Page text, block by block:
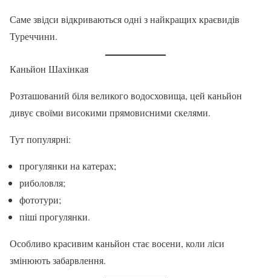
Саме звідси відкриваються одні з найкращих краєвидів
Туреччини.
Каньйон Шахінкая
Розташований біля великого водосховища, цей каньйон
дивує своїми високими прямовисними скелями.
Тут популярні:
прогулянки на катерах;
риболовля;
фототури;
піші прогулянки.
Особливо красивим каньйон стає восени, коли ліси
змінюють забарвлення.